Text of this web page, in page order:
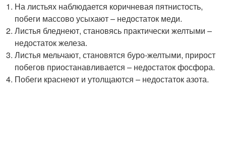
На листьях наблюдается коричневая пятнистость,
побеги массово усыхают – недостаток меди.
Листья бледнеют, становясь практически желтыми –
недостаток железа.
Листья мельчают, становятся буро-желтыми, прирост
побегов приостанавливается – недостаток фосфора.
Побеги краснеют и утолщаются – недостаток азота.